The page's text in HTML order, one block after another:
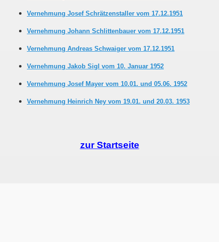
Vernehmung Josef Schrätzenstaller vom 17.12.1951
Vernehmung Johann Schlittenbauer vom 17.12.1951
Vernehmung Andreas Schwaiger vom 17.12.1951
Vernehmung Jakob Sigl vom 10. Januar 1952
Vernehmung Josef Mayer vom 10.01. und 05.06. 1952
Vernehmung Heinrich Ney vom 19.01. und 20.03. 1953
zur Startseite